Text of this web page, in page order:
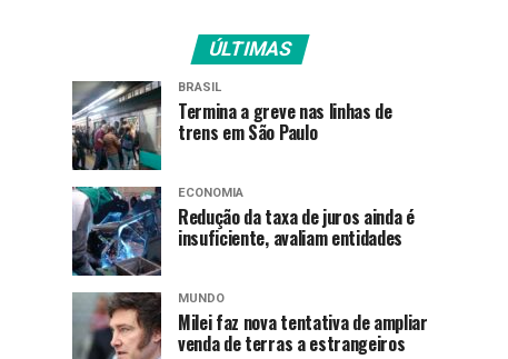
ÚLTIMAS
BRASIL
Termina a greve nas linhas de
trens em São Paulo
ECONOMIA
Redução da taxa de juros ainda é
insuficiente, avaliam entidades
MUNDO
Milei faz nova tentativa de ampliar
venda de terras a estrangeiros